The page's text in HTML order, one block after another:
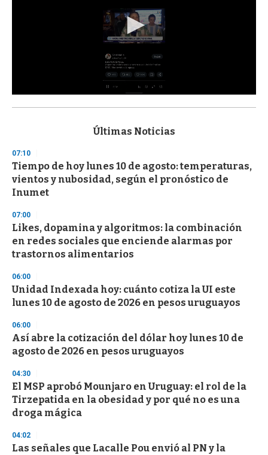
s
d
s
o
f
3
s
e
c
o
n
Últimas Noticias
07:10
Tiempo de hoy lunes 10 de agosto: temperaturas,
vientos y nubosidad, según el pronóstico de
Inumet
07:00
Likes, dopamina y algoritmos: la combinación
en redes sociales que enciende alarmas por
trastornos alimentarios
06:00
Unidad Indexada hoy: cuánto cotiza la UI este
lunes 10 de agosto de 2026 en pesos uruguayos
06:00
Así abre la cotización del dólar hoy lunes 10 de
agosto de 2026 en pesos uruguayos
04:30
El MSP aprobó Mounjaro en Uruguay: el rol de la
Tirzepatida en la obesidad y por qué no es una
droga mágica
04:02
Las señales que Lacalle Pou envió al PN y la